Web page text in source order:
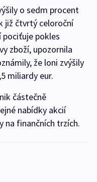
o sedm procent
již čtvrtý celoroční
pociťuje pokles
zboží, upozornila
že loni zvýšily
miliardy eur.
částečně
nabídky akcií
na finančních trzích.